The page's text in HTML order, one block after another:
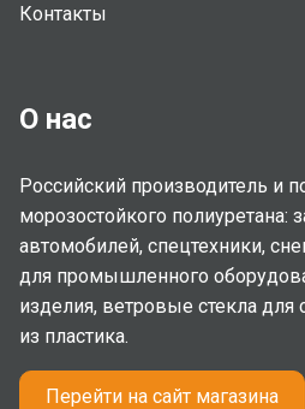
Контакты
О нас
Российский производитель и
морозостойкого полиуретана:
автомобилей, спецтехники,
для промышленного
изделия, ветровые стекла для
из пластика.
Перейти на сайт магазина